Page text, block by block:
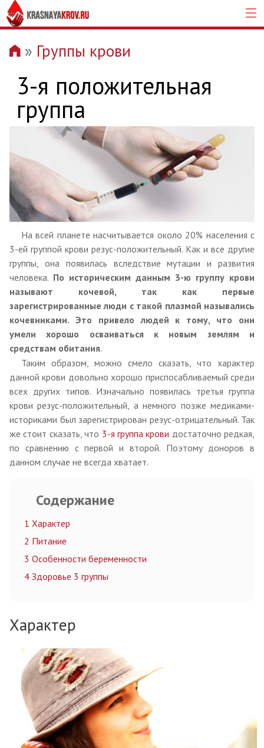
» Группы крови
3-я положительная
группа
На всей планете насчитывается около 20% населения с
3-ей группой крови резус-положительный. Как и все другие
группы, она появилась вследствие мутации и развития
человека. По историческим данным 3-ю группу крови
называют кочевой, так как первые
зарегистрированные люди с такой плазмой назывались
кочевниками. Это привело людей к тому, что они
умели хорошо осваиваться к новым землям и
средствам обитания.
Таким образом, можно смело сказать, что характер
данной крови довольно хорошо приспосабливаемый среди
всех других типов. Изначально появилась третья группа
крови резус-положительный, а немного позже медиками-
историками был зарегистрирован резус-отрицательный. Так
же стоит сказать, что 3-я группа крови достаточно редкая,
по сравнению с первой и второй. Поэтому доноров в
данном случае не всегда хватает.
Содержание
1 Характер
2 Питание
3 Особенности беременности
4 Здоровье 3 группы
Характер